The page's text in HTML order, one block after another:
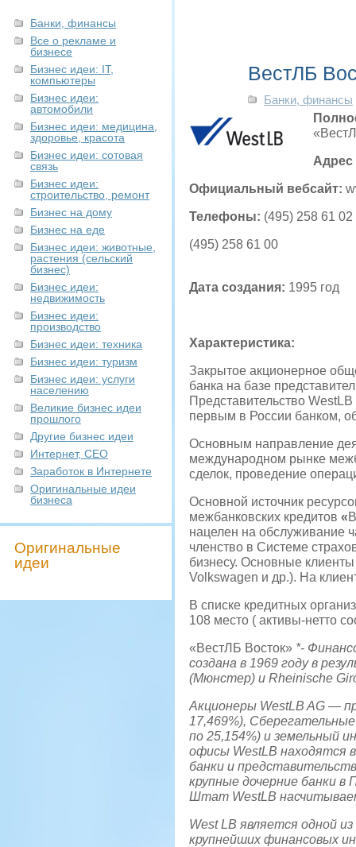
Банки, финансы
Все о рекламе и
бизнесе
Бизнес идеи: IT,
компьютеры
Бизнес идеи:
автомобили
Бизнес идеи: медицина,
здоровье, красота
Бизнес идеи: сотовая
связь
Бизнес идеи:
строительство, ремонт
Бизнес на дому
Бизнес на еде
Бизнес идеи: животные,
растения (сельский
бизнес)
Бизнес идеи:
недвижимость
Бизнес идеи:
производство
Бизнес идеи: техника
Бизнес идеи: туризм
Бизнес идеи: услуги
населению
Великие бизнес идеи
прошлого
Другие бизнес идеи
Интернет, СЕО
Заработок в Интернете
Оригинальные идеи
бизнеса
Оригинальные
идеи
ВестЛБ
Банки, финансы
Адрес
Официальный вебсайт:
Телефоны: (495) 258 61 02
(495) 258 61 00
Дата создания: 1995 год
Характеристика:
Закрытое акционерное
банка на базе
Представительство
первым в России банком,
Основным направление
международном рынке
сделок, проведение
Основной источник
межбанковских кредитов «
нацелен на обслуживание
членство в Системе
бизнесу. Основные
Volkswagen и др.). На
В списке кредитных
108 место ( активы-нетто
«ВестЛБ Восток» *-
создана в 1969 году в
(Мюнстер) и Rheinische
Акционеры WestLB AG —
17,469%),
по 25,154%) и земельный
офисы WestLB находятся
банки и
крупные дочерние банки
Штат WestLB
West LB является одной
крупнейших финансовых